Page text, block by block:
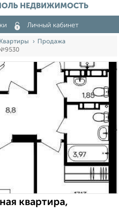
НЕДВИЖИМОСТЬ
Личный кабинет
Квартиры
Продажа
квартира,